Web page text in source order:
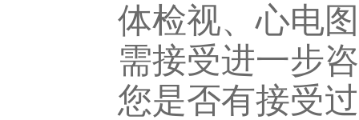
体检视、心电
需接受进一步
您是否有接受